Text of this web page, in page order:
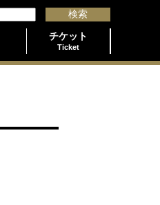
チケット
Ticket